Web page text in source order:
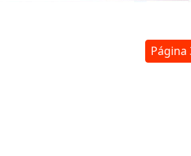
Página